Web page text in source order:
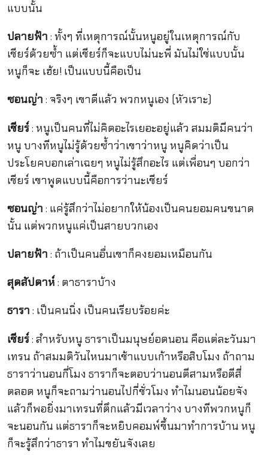
แบบนั้น
ปลายฟ้า : ทั้งๆ ที่เหตุการณ์นั้นหนูอยู่ในเหตุการณ์กับ
เชียร์ด้วยซ้ำ แต่เชียร์ก็จะแบบไม่นะพี่ มันไม่ใช่แบบนั้น
หนูก็จะ เฮ้ย! เป็นแบบนี้คือเป็น
ซอนญ่า : จริงๆ เขาดีแล้ว พวกหนูเอง (หัวเราะ)
เชียร์: หนูเป็นคนที่ไม่คิดอะไรเยอะอยู่แล้ว สมมติมีคนว่า
หนู บางทีหนูไม่รู้ด้วยซ้ำว่าเขาว่าหนู หนูคิดว่าเป็น
ประโยคบอกเล่าเฉยๆ หนูไม่รู้สึกอะไร แต่เพื่อนๆ บอกว่า
เชียร์ เขาพูดแบบนี้คือการว่านะเชียร์
ซอนญ่า : แค่รู้สึกว่าไม่อยากให้น้องเป็นคนยอมคนขนาด
นั้น แต่พวกหนูแค่เป็นสายบวกเอง
ปลายฟ้า : ถ้าเป็นคนอื่นเขาก็คงยอมเหมือนกัน
สุดสัปดาห์ : ตาธาราบ้าง
ธารา : เป็นคนนิ่ง เป็นคนเรียบร้อยค่ะ
เชียร์: สำหรับหนู ธาราเป็นมนุษย์อดนอน คือแต่ละวันมา
เทรน ถ้าสมมติวันไหนมาเช้าแบบเก้าหรือสิบโมง ถ้าถาม
ธาราว่านอนกี่โมง ธาราก็จะตอบว่านอนตีสามหรือตีสี่
ตลอด หนูก็จะถามว่านอนไปกี่ชั่วโมง ทำไมนอนน้อยจัง
แล้วก็พอยิ่งมาเทรนที่ตึกแล้วมีเวลาว่าง บางทีพวกหนูก็
จะนอนกัน แต่ธาราก็จะหยิบคอมพ์ขึ้นมาทำการบ้าน หนู
ก็จะรู้สึกว่าธารา ทำไมขยันจังเลย